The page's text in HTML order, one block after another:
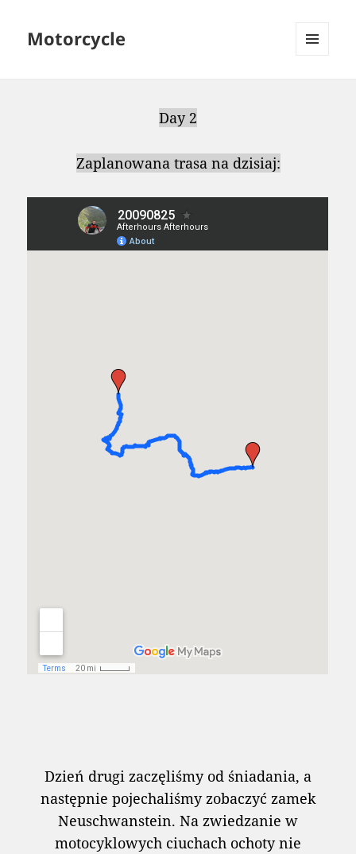
Motorcycle
Day 2
Zaplanowana trasa na dzisiaj:
Dzień drugi zaczęliśmy od śniadania, a
następnie pojechaliśmy zobaczyć zamek
Neuschwanstein. Na zwiedzanie w
motocyklowych ciuchach ochoty nie